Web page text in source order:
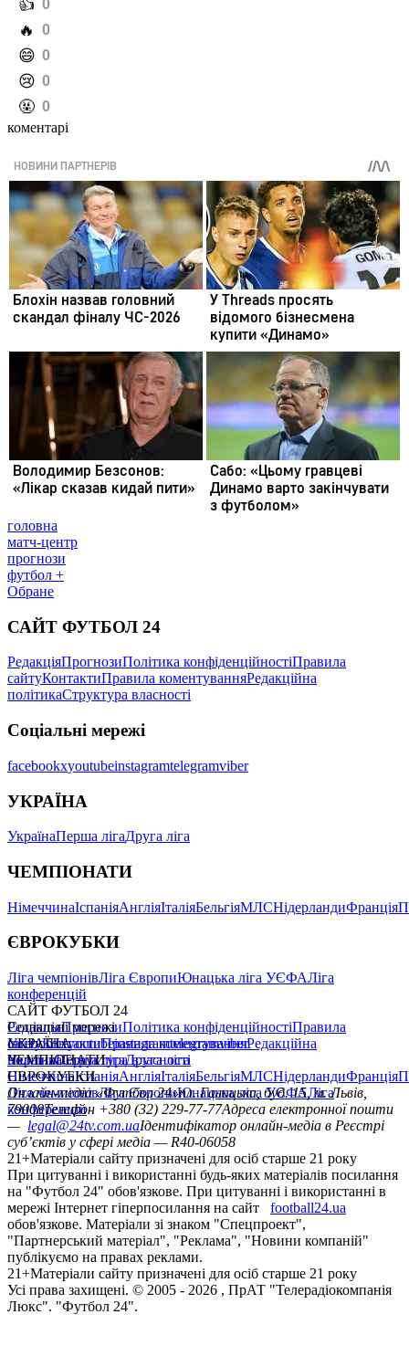
️👍 0
️🔥 0
️😄 0
️😢 0
️🤬 0
коментарі
головна
матч-центр
прогнози
футбол +
Обране
САЙТ ФУТБОЛ 24
РедакціяПрогнозиПолітика конфіденційностіПравила
сайтуКонтактиПравила коментуванняРедакційна
політикаСтруктура власності
Соціальні мережі
facebookxyoutubeinstagramtelegramviber
УКРАЇНА
УкраїнаПерша лігаДруга ліга
ЧЕМПІОНАТИ
НімеччинаІспаніяАнгліяІталіяБельгіяМЛСНідерландиФранція
ЄВРОКУБКИ
Ліга чемпіонівЛіга ЄвропиЮнацька ліга УЄФАЛіга
конференцій
САЙТ ФУТБОЛ 24
РедакціяПрогнозиПолітика конфіденційностіПравила
сайтуКонтактиПравила коментуванняРедакційна
політикаСтруктура власності
Соціальні мережі
facebookxyoutubeinstagramtelegramviber
УКРАЇНА
УкраїнаПерша лігаДруга ліга
ЧЕМПІОНАТИ
НімеччинаІспаніяАнгліяІталіяБельгіяМЛСНідерландиФранція
ЄВРОКУБКИ
Ліга чемпіонівЛіга ЄвропиЮнацька ліга УЄФАЛіга
конференцій
Онлайн-медіа «Футбол 24»пл. Галицька, буд. 15, м. Львів,
79008Телефон +380 (32) 229-77-77Адреса електронної пошти
— legal@24tv.com.uaІдентифікатор онлайн-медіа в Реєстрі
суб’єктів у сфері медіа — R40-06058
21+Матеріали сайту призначені для осіб старше 21 року
При цитуванні і використанні будь-яких матеріалів посилання
на "Футбол 24" обов'язкове. При цитуванні і використанні в
мережі Інтернет гіперпосилання на сайт
football24.ua
обов'язкове. Матеріали зі знаком "Спецпроект",
"Партнерський матеріал", "Реклама", "Новини компаній"
публікуємо на правах реклами.
21+Матеріали сайту призначені для осіб старше 21 року
Усi права захищенi. © 2005 - 2026 , ПрАТ "Телерадіокомпанія
Люкс". "Футбол 24".